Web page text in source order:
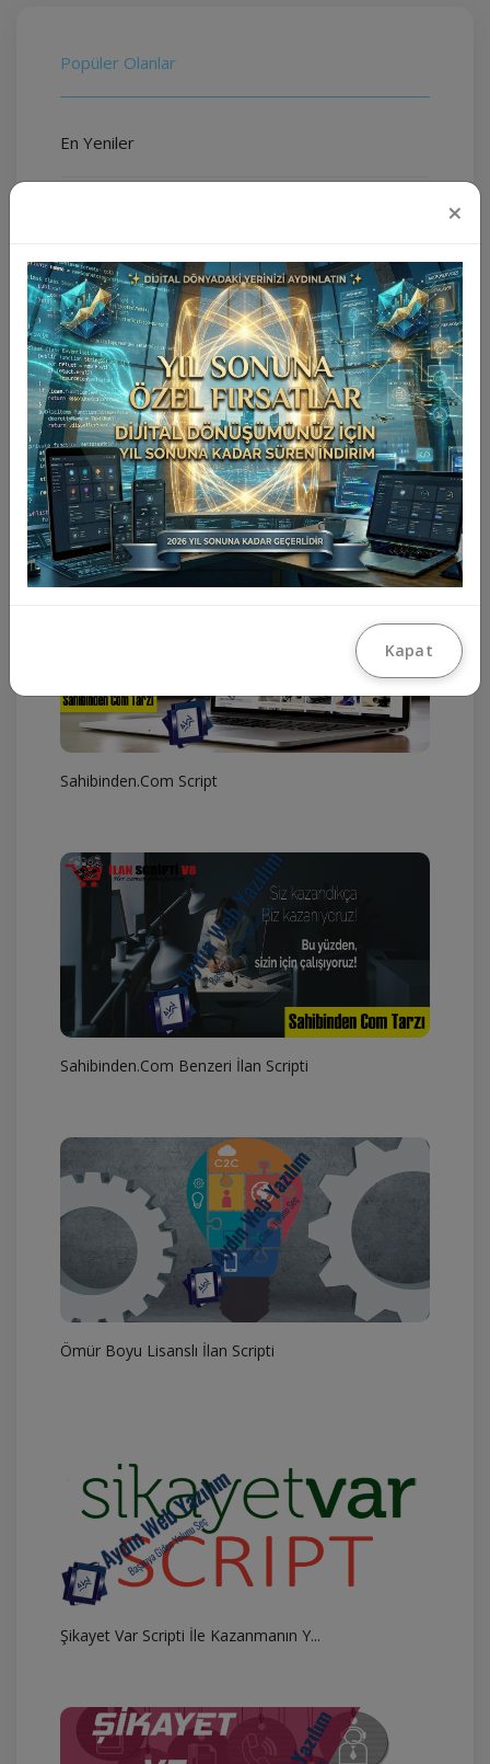
Popüler Olanlar
En Yeniler
Seri İlan Scripti
Sahibinden.Com Script
Sahibinden.Com Benzeri İlan Scripti
Ömür Boyu Lisanslı İlan Scripti
Şikayet Var Scripti İle Kazanmanın Y...
×
Kapat